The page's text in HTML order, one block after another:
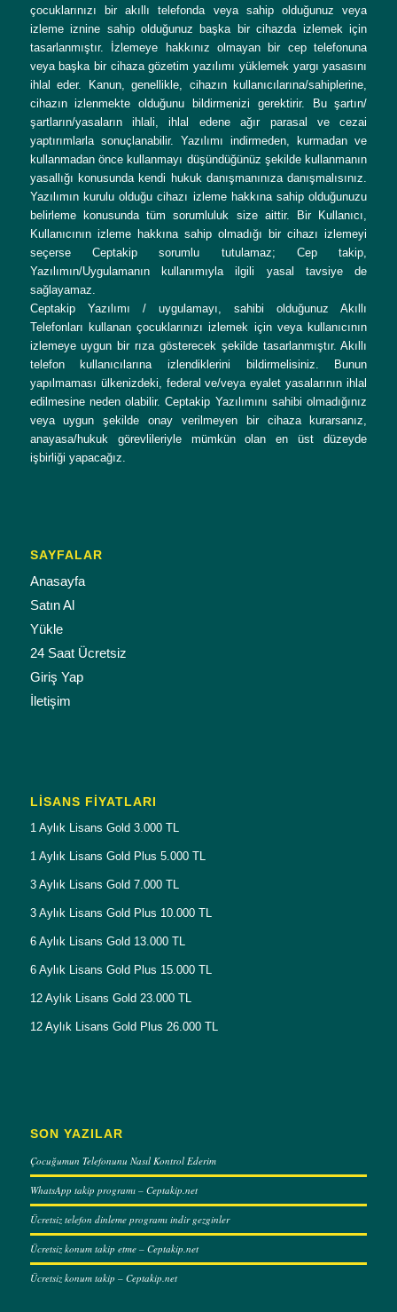
çocuklarınızı bir akıllı telefonda veya sahip olduğunuz veya
izleme iznine sahip olduğunuz başka bir cihazda izlemek için
tasarlanmıştır. İzlemeye hakkınız olmayan bir cep telefonuna
veya başka bir cihaza gözetim yazılımı yüklemek yargı yasasını
ihlal eder. Kanun, genellikle, cihazın kullanıcılarına/sahiplerine,
cihazın izlenmekte olduğunu bildirmenizi gerektirir. Bu şartın/
şartların/yasaların ihlali, ihlal edene ağır parasal ve cezai
yaptırımlarla sonuçlanabilir. Yazılımı indirmeden, kurmadan ve
kullanmadan önce kullanmayı düşündüğünüz şekilde kullanmanın
yasallığı konusunda kendi hukuk danışmanınıza danışmalısınız.
Yazılımın kurulu olduğu cihazı izleme hakkına sahip olduğunuzu
belirleme konusunda tüm sorumluluk size aittir. Bir Kullanıcı,
Kullanıcının izleme hakkına sahip olmadığı bir cihazı izlemeyi
seçerse Ceptakip sorumlu tutulamaz; Cep takip,
Yazılımın/Uygulamanın kullanımıyla ilgili yasal tavsiye de
sağlayamaz.
Ceptakip Yazılımı / uygulamayı, sahibi olduğunuz Akıllı
Telefonları kullanan çocuklarınızı izlemek için veya kullanıcının
izlemeye uygun bir rıza gösterecek şekilde tasarlanmıştır. Akıllı
telefon kullanıcılarına izlendiklerini bildirmelisiniz. Bunun
yapılmaması ülkenizdeki, federal ve/veya eyalet yasalarının ihlal
edilmesine neden olabilir. Ceptakip Yazılımını sahibi olmadığınız
veya uygun şekilde onay verilmeyen bir cihaza kurarsanız,
anayasa/hukuk görevlileriyle mümkün olan en üst düzeyde
işbirliği yapacağız.
SAYFALAR
Anasayfa
Satın Al
Yükle
24 Saat Ücretsiz
Giriş Yap
İletişim
LISANS FIYATLARI
1 Aylık Lisans Gold 3.000 TL
1 Aylık Lisans Gold Plus 5.000 TL
3 Aylık Lisans Gold 7.000 TL
3 Aylık Lisans Gold Plus 10.000 TL
6 Aylık Lisans Gold 13.000 TL
6 Aylık Lisans Gold Plus 15.000 TL
12 Aylık Lisans Gold 23.000 TL
12 Aylık Lisans Gold Plus 26.000 TL
SON YAZILAR
Çocuğumun Telefonunu Nasıl Kontrol Ederim
WhatsApp takip programı – Ceptakip.net
Ücretsiz telefon dinleme programı indir gezginler
Ücretsiz konum takip etme – Ceptakip.net
Ücretsiz konum takip – Ceptakip.net